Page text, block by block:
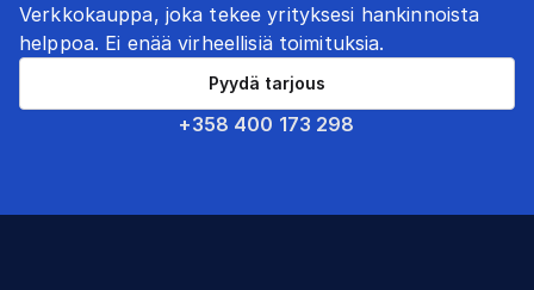
Verkkokauppa, joka tekee yrityksesi hankinnoista
helppoa. Ei enää virheellisiä toimituksia.
+358 400 173 298
Pyydä tarjous